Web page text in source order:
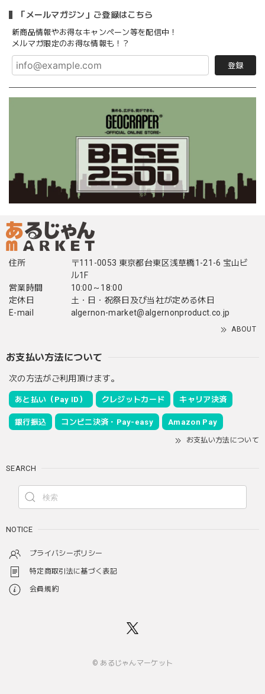
「メールマガジン」ご登録はこちら
新商品情報やお得なキャンペーン等を配信中！
メルマガ限定のお得な情報も！？
登録
住所
〒111-0053 東京都台東区浅草橋1-21-6 宝山ビ
ル1F
営業時間
10:00～18:00
定休日
土・日・祝祭日及び当社が定める休日
E-mail
algernon-market@algernonproduct.co.jp
ABOUT
お支払い方法について
次の方法がご利用頂けます。
あと払い（Pay ID） クレジットカード キャリア決済
銀行振込 コンビニ決済・Pay-easy Amazon Pay
お支払い方法について
SEARCH
NOTICE
プライバシーポリシー
特定商取引法に基づく表記
会員規約
© あるじゃんマーケット